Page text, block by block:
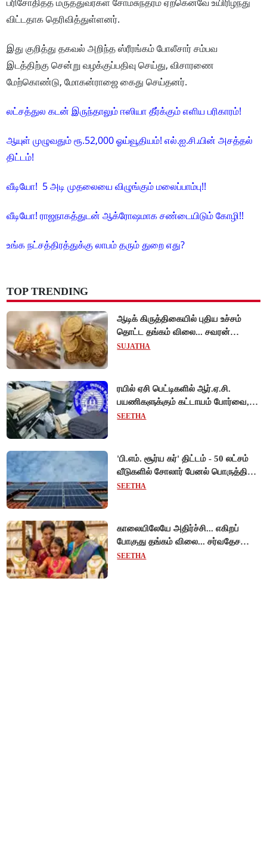
விட்டதாக தெரிவித்துள்ளனர்.
இது குறித்து தகவல் அறிந்த ஸ்ரீரங்கம் போலீசார் சம்பவ
இடத்திற்கு சென்று வழக்குப்பதிவு செய்து, விசாரணை
மேற்கொண்டு, மோகன்ராஜை கைது செய்தனர்.
லட்சத்துல கடன் இருந்தாலும் ஈஸியா தீர்க்கும் எளிய பரிகாரம்!
ஆயுள் முழுவதும் ரூ.52,000 ஓய்வூதியம்! எல்.ஐ.சி.யின் அசத்தல்
திட்டம்!
வீடியோ! 5 அடி முதலையை விழுங்கும் மலைப்பாம்பு!!
வீடியோ! ராஜநாகத்துடன் ஆக்ரோஷமாக சண்டையிடும் கோழி!!
உங்க நட்சத்திரத்துக்கு லாபம் தரும் துறை எது?
TOP TRENDING
ஆடிக் கிருத்திகையில் புதிய உச்சம்
தொட்ட தங்கம் விலை... சவரன்
ரூ.1,10,000-ஐ கடந்து விற்பனை!
SUJATHA
ரயில் ஏசி பெட்டிகளில் ஆர்.ஏ.சி.
பயணிகளுக்கும் கட்டாயம் போர்வை,
கம்பளி வழங்க உத்தரவு!
SEETHA
'பி.எம். சூர்ய கர்' திட்டம் - 50 லட்சம்
வீடுகளில் சோலார் பேனல் பொருத்தி
மத்திய அரசு சாதனை!
SEETHA
காலையிலேயே அதிர்ச்சி... எகிறப்
போகுது தங்கம் விலை... சர்வதேச
சந்தையில் $192 உயர்வு - இந்திய
SEETHA